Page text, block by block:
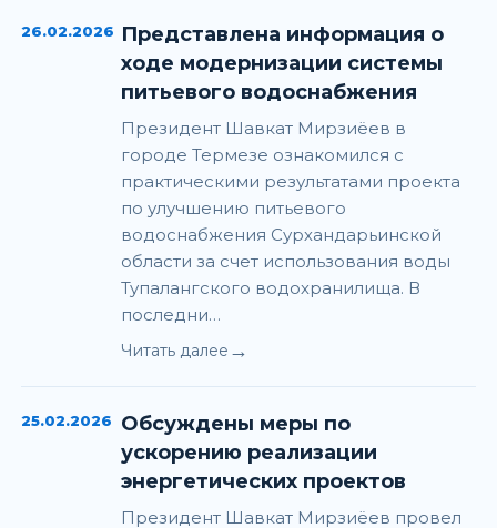
26.02.2026 Представлена информация о
ходе модернизации системы
питьевого водоснабжения
Президент Шавкат Мирзиёев в
городе Термезе ознакомился с
практическими результатами проекта
по улучшению питьевого
водоснабжения Сурхандарьинской
области за счет использования воды
Тупалангского водохранилища. В
последни…
Читать далее →
25.02.2026
Обсуждены меры по
ускорению реализации
энергетических проектов
Президент Шавкат Мирзиёев провел